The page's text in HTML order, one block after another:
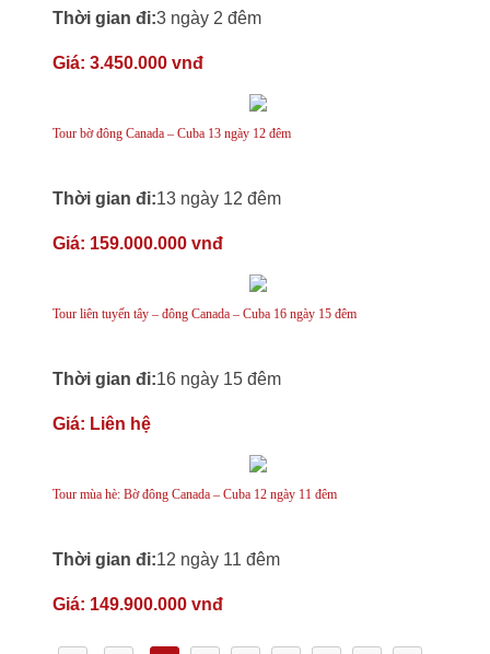
Thời gian đi:3 ngày 2 đêm
Giá: 3.450.000 vnđ
Tour bờ đông Canada – Cuba 13 ngày 12 đêm
Thời gian đi:13 ngày 12 đêm
Giá: 159.000.000 vnđ
Tour liên tuyến tây – đông Canada – Cuba 16 ngày 15 đêm
Thời gian đi:16 ngày 15 đêm
Giá: Liên hệ
Tour mùa hè: Bờ đông Canada – Cuba 12 ngày 11 đêm
Thời gian đi:12 ngày 11 đêm
Giá: 149.900.000 vnđ